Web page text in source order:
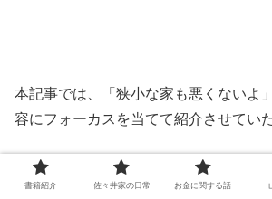
本記事では、「狭小な家も悪くないよ
容にフォーカスを当てて紹介させてい
この書のすべてのエッセンスは、実際
書籍紹介 佐々井家の日常 お金に関する話